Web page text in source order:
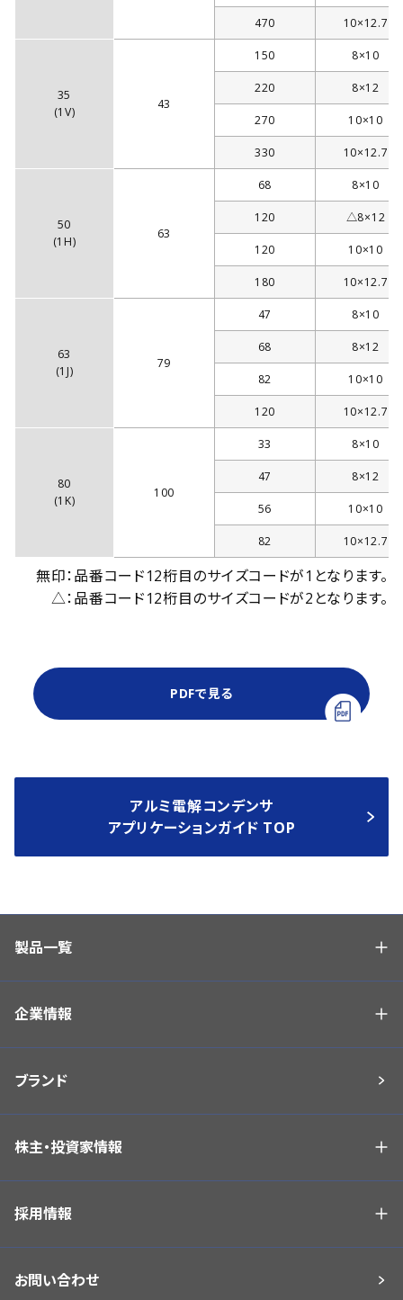
470 10×12.7
35
(1V)
43
150 8×10
220 8×12
270 10×10
330 10×12.7
50
(1H)
63
68 8×10
120 △8×12
120 10×10
180 10×12.7
63
(1J)
79
47 8×10
68 8×12
82 10×10
120 10×12.7
80
(1K)
100
33 8×10
47 8×12
56 10×10
82 10×12.7
無印：品番コード12桁目のサイズコードが1となります。
△：品番コード12桁目のサイズコードが2となります。
PDFで見る
アルミ電解コンデンサ
アプリケーションガイド TOP
製品一覧
企業情報
ブランド
株主・投資家情報
採用情報
お問い合わせ